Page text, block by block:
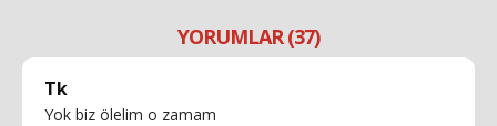
YORUMLAR (37)
Tk
Yok biz ölelim o zamam